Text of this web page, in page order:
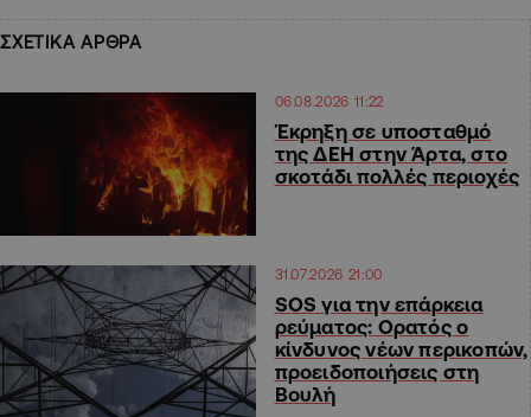
ΣΧΕΤΙΚΑ ΑΡΘΡΑ
06.08.2026 11:22
Έκρηξη σε υποσταθμό
της ΔΕΗ στην Άρτα, στο
σκοτάδι πολλές περιοχές
31.07.2026 21:00
SOS για την επάρκεια
ρεύματος: Ορατός ο
κίνδυνος νέων περικοπών,
προειδοποιήσεις στη
Βουλή